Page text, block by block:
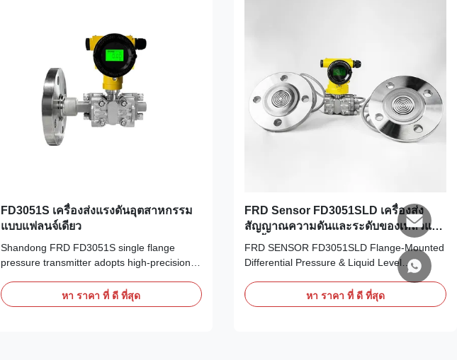
FD3051S เครื่องส่งแรงดันอุตสาหกรรม
แบบแฟลนจ์เดียว
Shandong FRD FD3051S single flange
pressure transmitter adopts high-precision
digital measurement technology. The whole
device is made of 316 stainless steel, with
หา ราคา ที่ ดี ที่สุด
FRD Sensor FD3051SLD เครื่องส่ง
สัญญาณความดันและระดับของเหลวแบบ
ติดตั้งหน้าแปลน
FRD SENSOR FD3051SLD Flange-Mounted
Differential Pressure & Liquid Level
Transmitter Product Description FD3051SLD
series flange-mounted differential pressure
and liquid level transmitters by FRD
หา ราคา ที่ ดี ที่สุด